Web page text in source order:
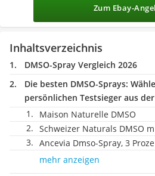
Zum Ebay-
Inhaltsverzeichnis
DMSO-Spray Vergleich 2026
Die besten DMSO-Sprays:
persönlichen Testsieger aus
Maison Naturelle DMSO
Schweizer Naturals DMSO
Ancevia Dmso-Spray, 3
mehr anzeigen